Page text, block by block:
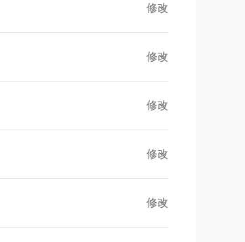
修改
修改
修改
修改
修改